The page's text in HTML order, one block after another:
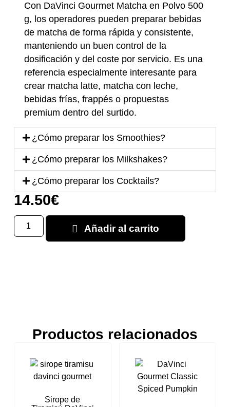
Con DaVinci Gourmet Matcha en Polvo 500
g, los operadores pueden preparar bebidas
de matcha de forma rápida y consistente,
manteniendo un buen control de la
dosificación y del coste por servicio. Es una
referencia especialmente interesante para
crear matcha latte, matcha con leche,
bebidas frías, frappés o propuestas
premium dentro del surtido.
¿Cómo preparar los Smoothies?
¿Cómo preparar los Milkshakes?
¿Cómo preparar los Cocktails?
14.50€
Añadir al carrito
Productos relacionados
Sirope de